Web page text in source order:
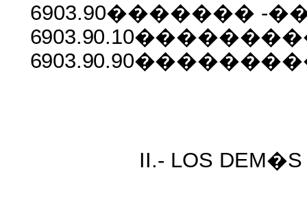
6903.90������� -
II.- LOS